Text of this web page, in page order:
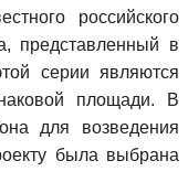
российского
представленный в
серии являются
площади. В
для возведения
была выбрана